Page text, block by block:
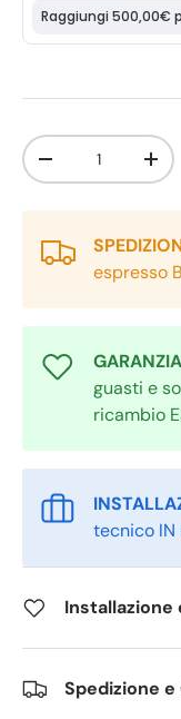
Q.tà
-
+
espresso
GARANZIA
guasti e
ricambio
tecnico IN
Installazione
Spedizione